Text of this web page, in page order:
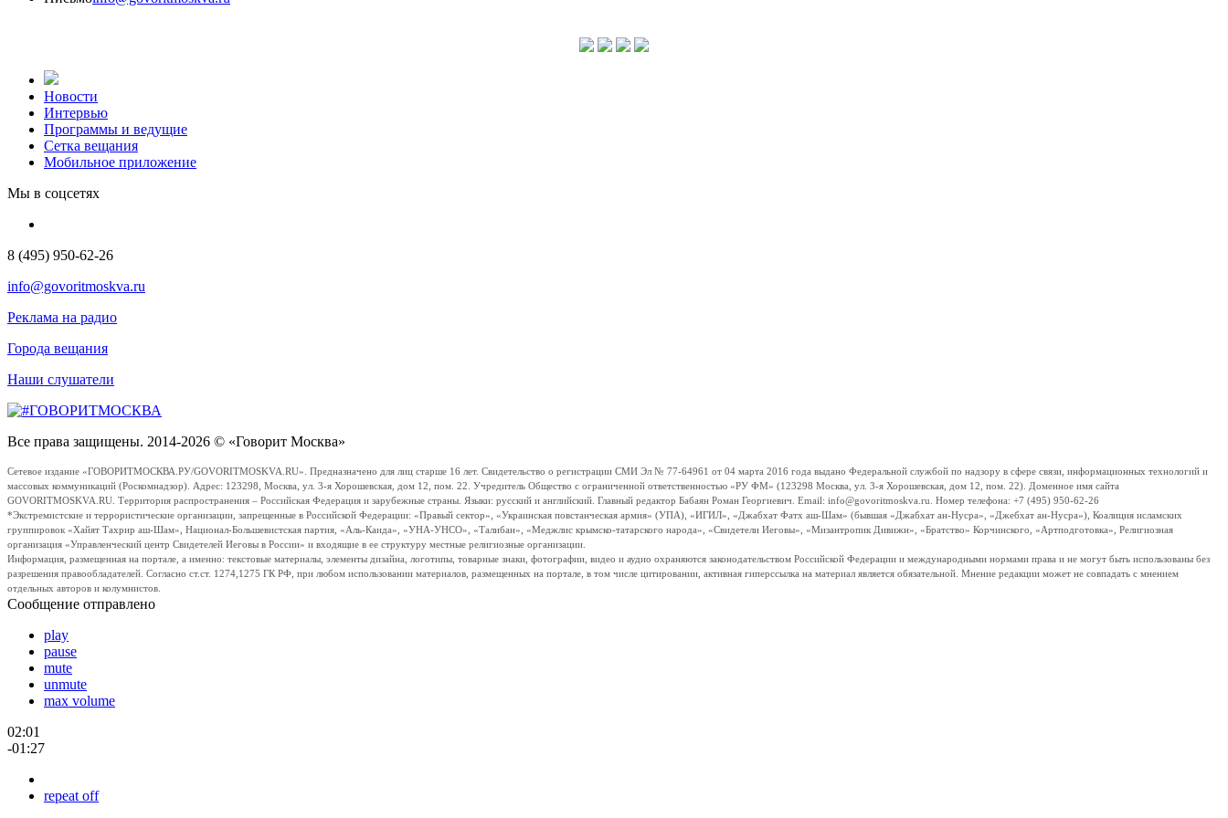
Новости
Интервью
Программы и ведущие
Сетка вещания
Мобильное приложение
Мы в соцсетях
8 (495) 950-62-26
info@govoritmoskva.ru
Реклама на радио
Города вещания
Наши слушатели
Все права защищены. 2014-2026 © «Говорит Москва»
Сетевое издание «ГОВОРИТМОСКВА.РУ/GOVORITMOSKVA.RU». Предназначено для лиц старше 16 лет. Свидетельство о регистрации СМИ Эл № 77-64961 от 04 марта 2016 года выдано Федеральной службой по надзору в сфере связи, информационных технологий и
массовых коммуникаций (Роскомнадзор). Адрес: 123298, Москва, ул. 3-я Хорошевская, дом 12, пом. 22. Учредитель Общество с ограниченной ответственностью «РУ ФМ» (123298 Москва, ул. 3-я Хорошевская, дом 12, пом. 22). Доменное имя сайта
GOVORITMOSKVA.RU. Территория распространения – Российская Федерация и зарубежные страны. Языки: русский и английский. Главный редактор Бабаян Роман Георгиевич. Email: info@govoritmoskva.ru. Номер телефона: +7 (495) 950-62-26
*Экстремистские и террористические организации, запрещенные в Российской Федерации: «Правый сектор», «Украинская повстанческая армия» (УПА), «ИГИЛ», «Джабхат Фатх аш-Шам» (бывшая «Джабхат ан-Нусра», «Джебхат ан-Нусра»), Коалиция исламских
группировок «Хайят Тахрир аш-Шам», Национал-Большевистская партия, «Аль-Каида», «УНА-УНСО», «Талибан», «Меджлис крымско-татарского народа», «Свидетели Иеговы», «Мизантропик Дивижн», «Братство» Корчинского, «Артподготовка», Религиозная
организация «Управленческий центр Свидетелей Иеговы в России» и входящие в ее структуру местные религиозные организации.
Информация, размещенная на портале, а именно: текстовые материалы, элементы дизайна, логотипы, товарные знаки, фотографии, видео и аудио охраняются законодательством Российской Федерации и международными нормами права и не могут быть использованы без
разрешения правообладателей. Согласно ст.ст. 1274,1275 ГК РФ, при любом использовании материалов, размещенных на портале, в том числе цитировании, активная гиперссылка на материал является обязательной. Мнение редакции может не совпадать с мнением
отдельных авторов и колумнистов.
Сообщение отправлено
play
pause
mute
unmute
max volume
02:01
-01:27
repeat off